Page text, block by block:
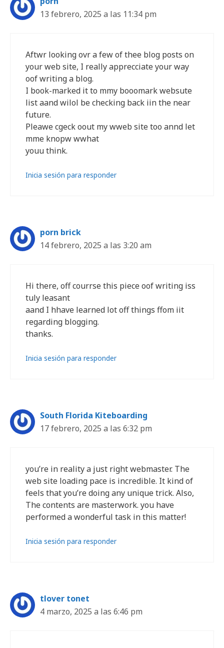
13 febrero, 2025 a las 11:34 pm
Aftwr looking ovr a few of thee blog posts on
your web site, I really apprecciate your way
oof writing a blog.
I book-marked it to mmy booomark websute
list aand wilol be checking back iin the near
future.
Pleawe cgeck oout my wweb site too annd let
mme knopw wwhat
youu think.
Inicia sesión para responder
porn brick
14 febrero, 2025 a las 3:20 am
Hi there, off courrse this piece oof writing iss
tuly leasant
aand I hhave learned lot off things ffom iit
regarding blogging.
thanks.
Inicia sesión para responder
South Florida Kiteboarding
17 febrero, 2025 a las 6:32 pm
you’re in reality a just right webmaster. The
web site loading pace is incredible. It kind of
feels that you’re doing any unique trick. Also,
The contents are masterwork. you have
performed a wonderful task in this matter!
Inicia sesión para responder
tlover tonet
4 marzo, 2025 a las 6:46 pm